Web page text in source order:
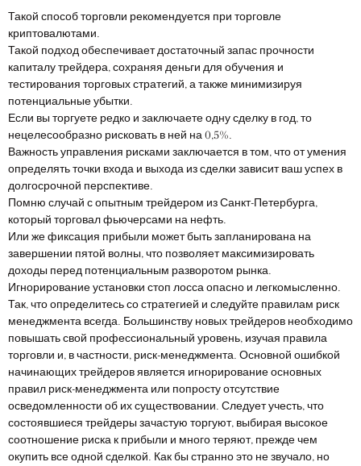
Такой способ торговли рекомендуется при торговле
криптовалютами.
Такой подход обеспечивает достаточный запас прочности
капиталу трейдера, сохраняя деньги для обучения и
тестирования торговых стратегий, а также минимизируя
потенциальные убытки.
Если вы торгуете редко и заключаете одну сделку в год, то
нецелесообразно рисковать в ней на 0,5%.
Важность управления рисками заключается в том, что от умения
определять точки входа и выхода из сделки зависит ваш успех в
долгосрочной перспективе.
Помню случай с опытным трейдером из Санкт-Петербурга,
который торговал фьючерсами на нефть.
Или же фиксация прибыли может быть запланирована на
завершении пятой волны, что позволяет максимизировать
доходы перед потенциальным разворотом рынка.
Игнорирование установки стоп лосса опасно и легкомысленно.
Так, что определитесь со стратегией и следуйте правилам риск
менеджмента всегда. Большинству новых трейдеров необходимо
повышать свой профессиональный уровень, изучая правила
торговли и, в частности, риск-менеджмента. Основной ошибкой
начинающих трейдеров является игнорирование основных
правил риск-менеджмента или попросту отсутствие
осведомленности об их существовании. Следует учесть, что
состоявшиеся трейдеры зачастую торгуют, выбирая высокое
соотношение риска к прибыли и много теряют, прежде чем
окупить все одной сделкой. Как бы странно это не звучало, но